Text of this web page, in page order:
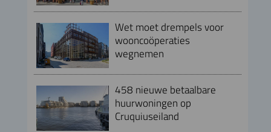
Wet moet drempels voor
wooncoöperaties
wegnemen
458 nieuwe betaalbare
huurwoningen op
Cruquiuseiland